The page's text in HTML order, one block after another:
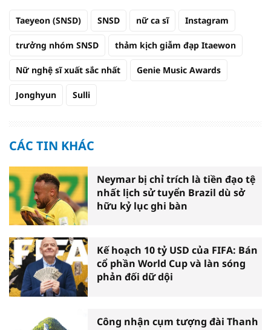
Taeyeon (SNSD) SNSD nữ ca sĩ Instagram
trưởng nhóm SNSD thảm kịch giẫm đạp Itaewon
Nữ nghệ sĩ xuất sắc nhất Genie Music Awards
Jonghyun Sulli
CÁC TIN KHÁC
Neymar bị chỉ trích là tiền đạo tệ
nhất lịch sử tuyển Brazil dù sở
hữu kỷ lục ghi bàn
Kế hoạch 10 tỷ USD của FIFA: Bán
cổ phần World Cup và làn sóng
phản đối dữ dội
Công nhận cụm tượng đài Thanh